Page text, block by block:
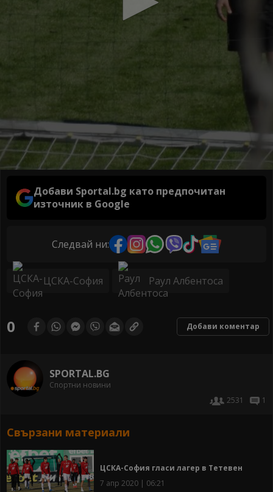
Добави Sportal.bg като предпочитан
източник в Google
Следвай ни:
ЦСКА-София Раул Албентоса
0 Добави коментар
SPORTAL.BG
Спортни новини
2531
1
Свързани материали
ЦСКА-София гласи лагер в Тетевен
7 апр 2020 | 06:21